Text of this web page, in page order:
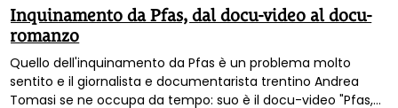
Inquinamento da Pfas, dal docu-video al docu-
romanzo
Quello dell'inquinamento da Pfas è un problema molto
sentito e il giornalista e documentarista trentino Andrea
Tomasi se ne occupa da tempo: suo è il docu-video "Pfas,